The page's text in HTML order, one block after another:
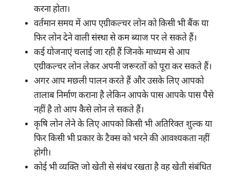
करना होता।
वर्तमान समय में आप एग्रीकल्चर लोन को किसी भी बैंक या
फिर लोन देने वाली संस्था से कम ब्याज पर ले सकते हैं।
कई योजनाएं चलाई जा रही हैं जिनके माध्यम से आप
एग्रीकल्चर लोन लेकर अपनी जरूरतों को पूरा कर सकते हैं।
अगर आप मछली पालन करते हैं और उसके लिए आपको
तालाब निर्माण कराना है लेकिन आपके पास आपके पास पैसे
नहीं है तो आप कैसे लोन ले सकते हैं।
कृषि लोन लेने के लिए आपको किसी भी अतिरिक्त शुल्क या
फिर किसी भी प्रकार के टैक्स को भरने की आवश्यकता नहीं
होगी।
कोई भी व्यक्ति जो खेती से संबंध रखता है वह खेती संबंधित